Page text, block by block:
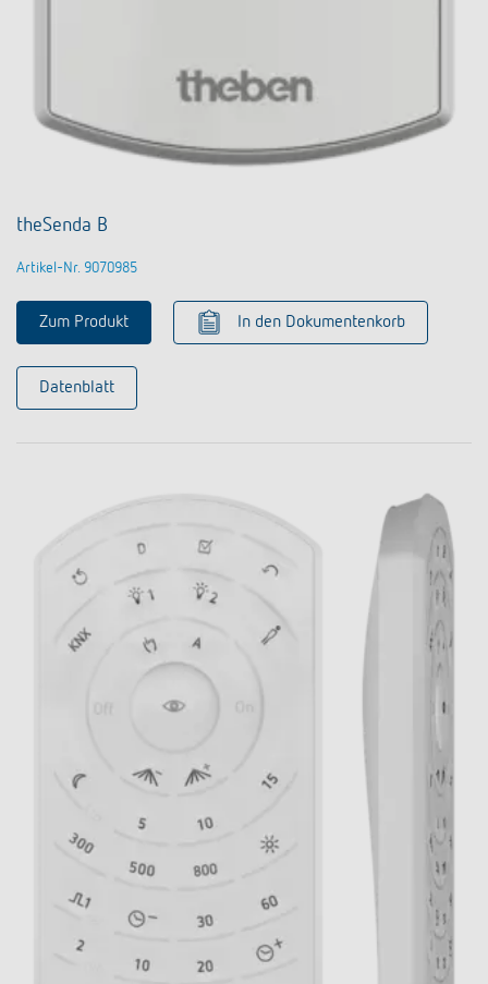
theSenda B
Artikel-Nr. 9070985
Zum Produkt In den Dokumentenkorb
Datenblatt